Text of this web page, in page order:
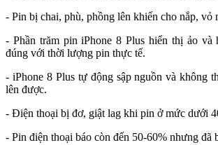
- Pin bị chai, phù, phồng lên khiến cho nắp, vỏ
- Phần trăm pin iPhone 8 Plus hiển thị ảo và
đúng với thời lượng pin thực tế.
- iPhone 8 Plus tự động sập nguồn và không
lên được.
- Điện thoại bị đơ, giật lag khi pin ở mức dưới
- Pin điện thoại báo còn đến 50-60% nhưng đã